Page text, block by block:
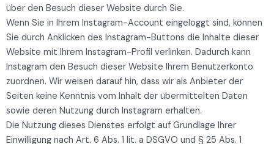
über den Besuch dieser Website durch Sie.
Wenn Sie in Ihrem Instagram-Account eingeloggt sind, können
Sie durch Anklicken des Instagram-Buttons die Inhalte dieser
Website mit Ihrem Instagram-Profil verlinken. Dadurch kann
Instagram den Besuch dieser Website Ihrem Benutzerkonto
zuordnen. Wir weisen darauf hin, dass wir als Anbieter der
Seiten keine Kenntnis vom Inhalt der übermittelten Daten
sowie deren Nutzung durch Instagram erhalten.
Die Nutzung dieses Dienstes erfolgt auf Grundlage Ihrer
Einwilligung nach Art. 6 Abs. 1 lit. a DSGVO und § 25 Abs. 1